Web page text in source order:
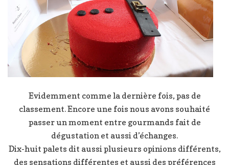
Evidemment comme la dernière fois, pas de
classement. Encore une fois nous avons souhaité
passer un moment entre gourmands fait de
dégustation et aussi d’échanges.
Dix-huit palets dit aussi plusieurs opinions différents,
des sensations différentes et aussi des préférences